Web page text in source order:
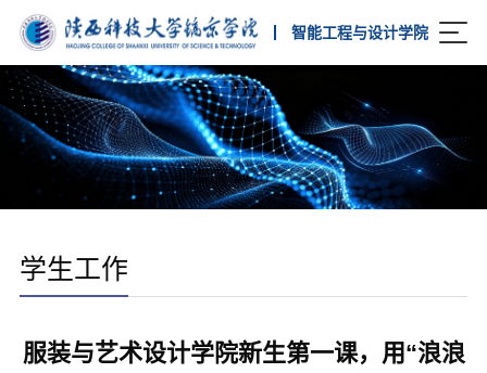
智能工程与设计学院
学生工作
服装与艺术设计学院新生第一课，用“浪浪